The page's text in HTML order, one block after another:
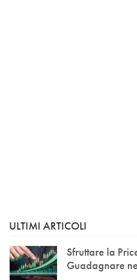
ULTIMI ARTICOLI
Sfruttare la
Guadagnare